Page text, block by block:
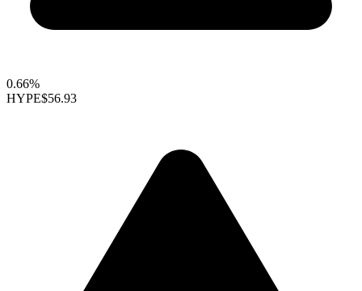
0.66%
HYPE$56.93